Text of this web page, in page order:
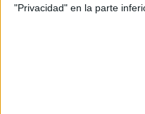
"Privacidad" en la parte